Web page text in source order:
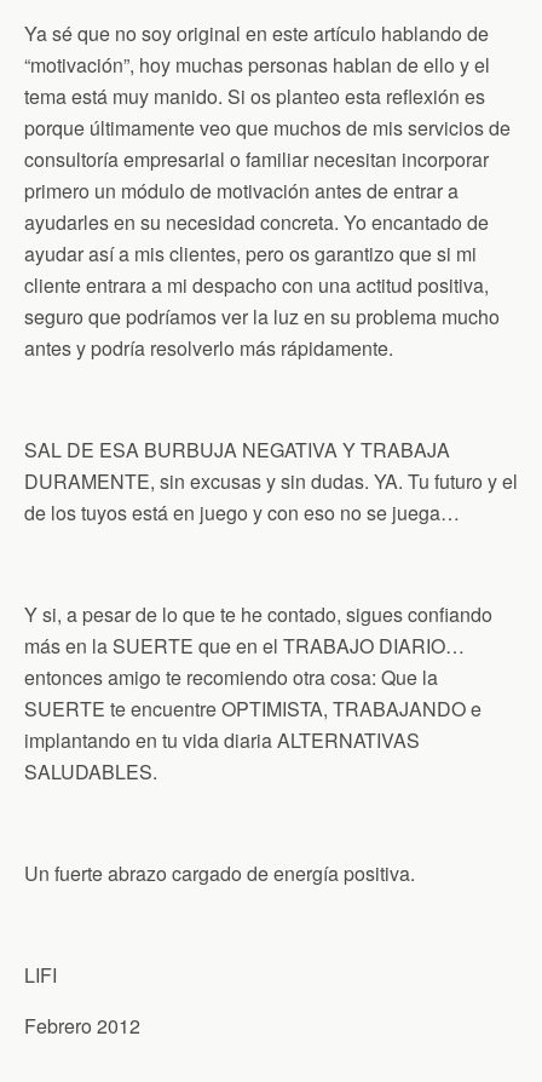
Ya sé que no soy original en este artículo hablando de
“motivación”, hoy muchas personas hablan de ello y el
tema está muy manido. Si os planteo esta reflexión es
porque últimamente veo que muchos de mis servicios de
consultoría empresarial o familiar necesitan incorporar
primero un módulo de motivación antes de entrar a
ayudarles en su necesidad concreta. Yo encantado de
ayudar así a mis clientes, pero os garantizo que si mi
cliente entrara a mi despacho con una actitud positiva,
seguro que podríamos ver la luz en su problema mucho
antes y podría resolverlo más rápidamente.
SAL DE ESA BURBUJA NEGATIVA Y TRABAJA
DURAMENTE, sin excusas y sin dudas. YA. Tu futuro y el
de los tuyos está en juego y con eso no se juega…
Y si, a pesar de lo que te he contado, sigues confiando
más en la SUERTE que en el TRABAJO DIARIO…
entonces amigo te recomiendo otra cosa: Que la
SUERTE te encuentre OPTIMISTA, TRABAJANDO e
implantando en tu vida diaria ALTERNATIVAS
SALUDABLES.
Un fuerte abrazo cargado de energía positiva.
LIFI
Febrero 2012